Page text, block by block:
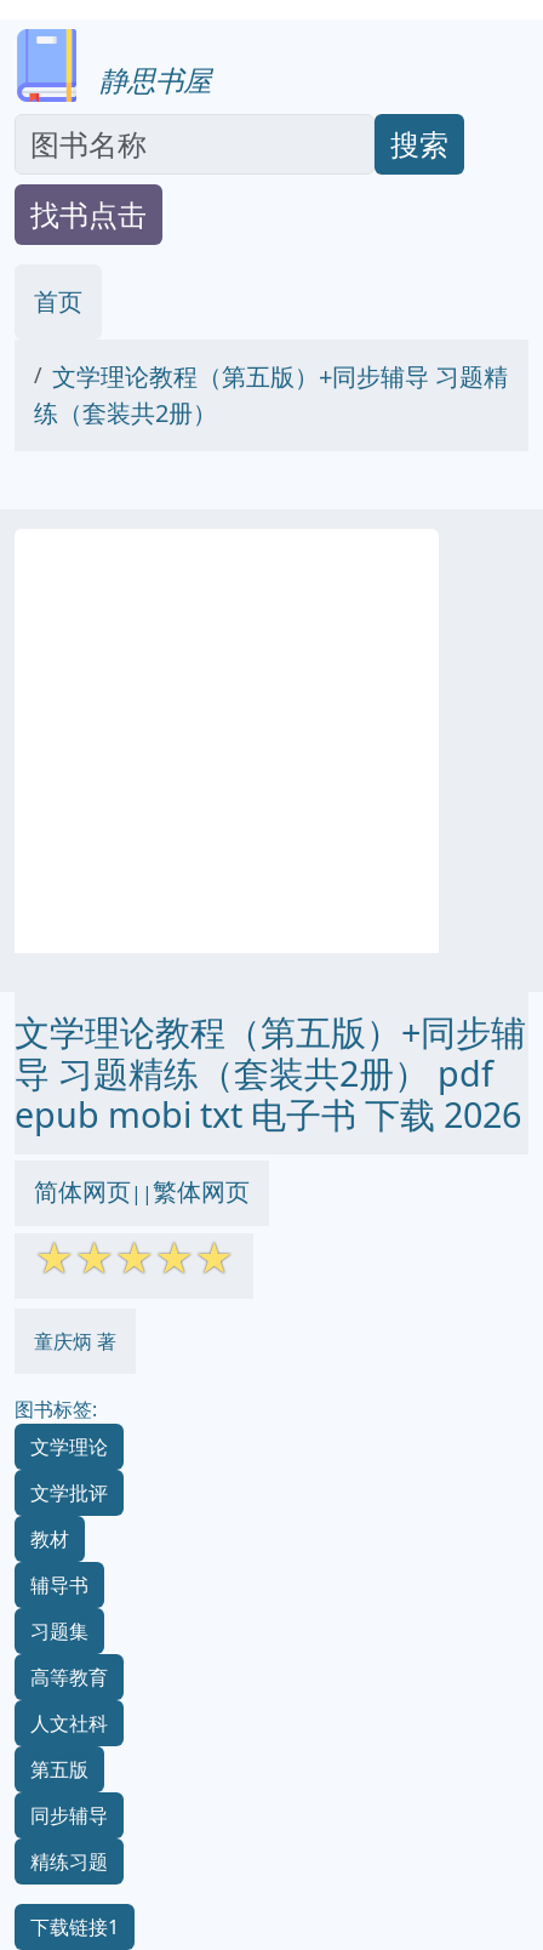
静思书屋
搜索
找书点击
首页
文学理论教程（第五版）+同步辅导 习题精
练（套装共2册）
文学理论教程（第五版）+同步辅
导 习题精练（套装共2册） pdf
epub mobi txt 电子书 下载 2026
简体网页||繁体网页
☆☆☆☆☆
童庆炳 著
图书标签:
文学理论
文学批评
教材
辅导书
习题集
高等教育
人文社科
第五版
同步辅导
精练习题
下载链接1